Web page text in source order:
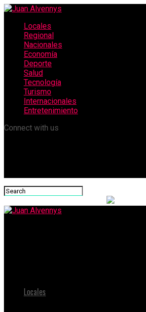
Locales
Regional
Nacionales
Economía
Deporte
Salud
Tecnología
Turismo
Internacionales
Entretenimiento
Connect with us
Locales